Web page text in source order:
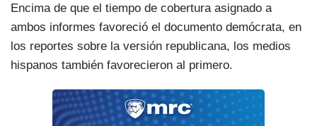
Encima de que el tiempo de cobertura asignado a
ambos informes favoreció el documento demócrata, en
los reportes sobre la versión republicana, los medios
hispanos también favorecieron al primero.